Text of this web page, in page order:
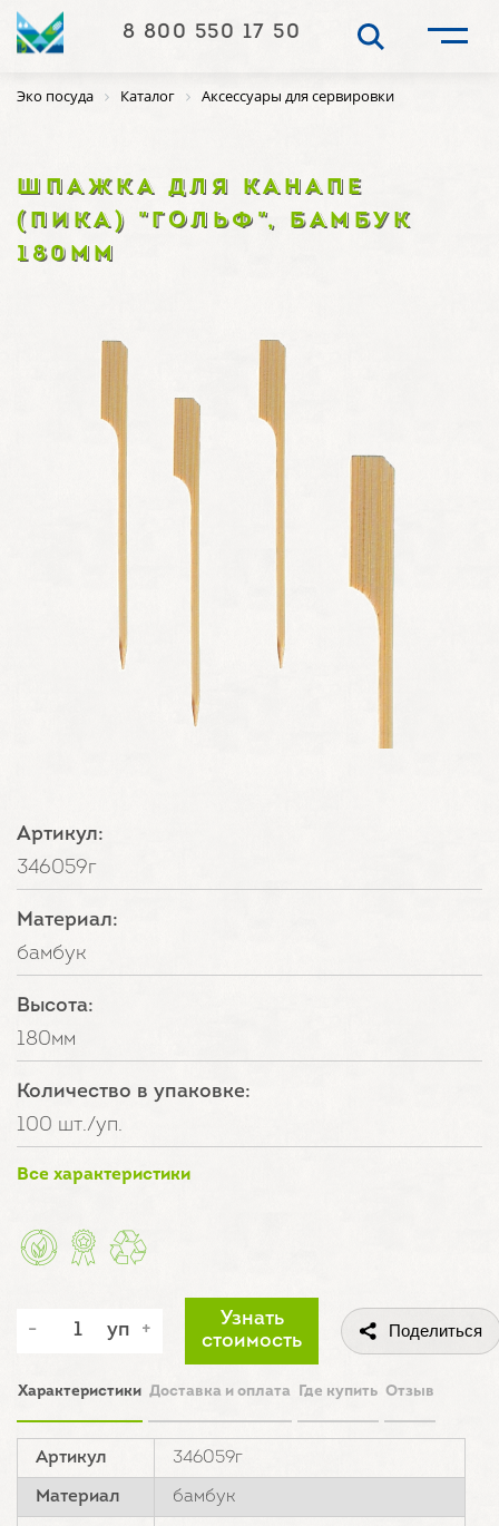
8 800 550 17 50
Эко посуда Каталог Аксессуары для сервировки
ШПАЖКА ДЛЯ КАНАПЕ
(ПИКА) "ГОЛЬФ", БАМБУК
180ММ
Артикул:
346059г
Материал:
бамбук
Высота:
180мм
Количество в упаковке:
100 шт./уп.
Все характеристики
уп
Узнать
стоимость
Поделиться
Характеристики Доставка и оплата Где купить Отзыв
Артикул 346059г
Материал бамбук